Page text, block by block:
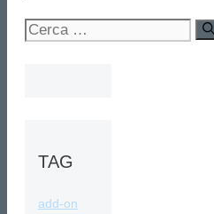
Ricerca
TAG
add-on